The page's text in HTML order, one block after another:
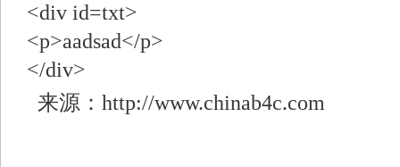
<div id=txt>
<p>aadsad</p>
</div>
来源：http://www.chinab4c.com